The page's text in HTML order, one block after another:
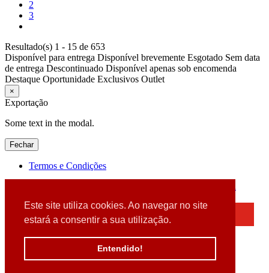
Este site utiliza cookies. Ao navegar no site
estará a consentir a sua utilização.
Entendido!
2
3
Resultado(s) 1 - 15 de 653
Disponível para entrega Disponível brevemente Esgotado Sem data
de entrega Descontinuado Disponível apenas sob encomenda
Destaque Oportunidade Exclusivos Outlet
×
Exportação
Some text in the modal.
Fechar
Termos e Condições
Detectamos que está a usar um browser desatualizado
Por favor, atualize o seu browser
para garantir uma melhor experiência.